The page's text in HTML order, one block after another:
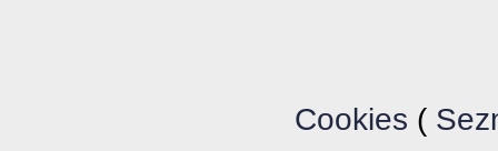
Cookies (